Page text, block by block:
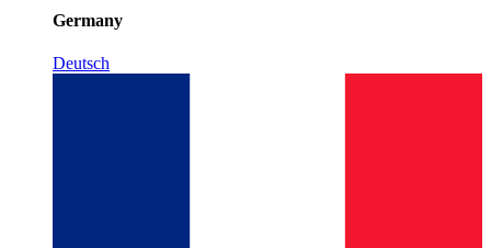
Germany
Deutsch